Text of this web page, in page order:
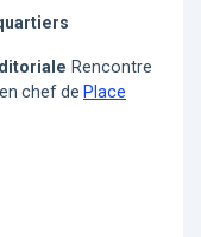
Rencontre
chef de Place